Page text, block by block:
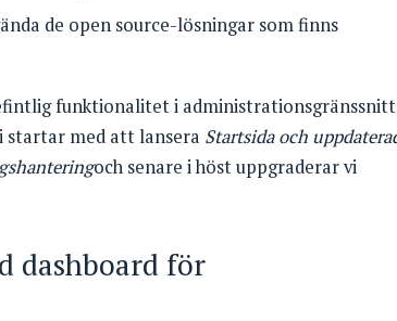
de open source-lösningar som finns
funktionalitet i
startar med att lansera Startsida och
och senare i höst uppgraderar vi
dashboard för